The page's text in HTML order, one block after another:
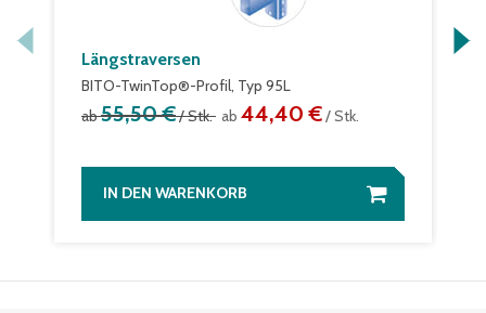
Längstraversen
BITO-TwinTop®-Profil, Typ 95L
ab55,50 €/ Stk. ab 44,40 €/ Stk.
IN DEN WARENKORB